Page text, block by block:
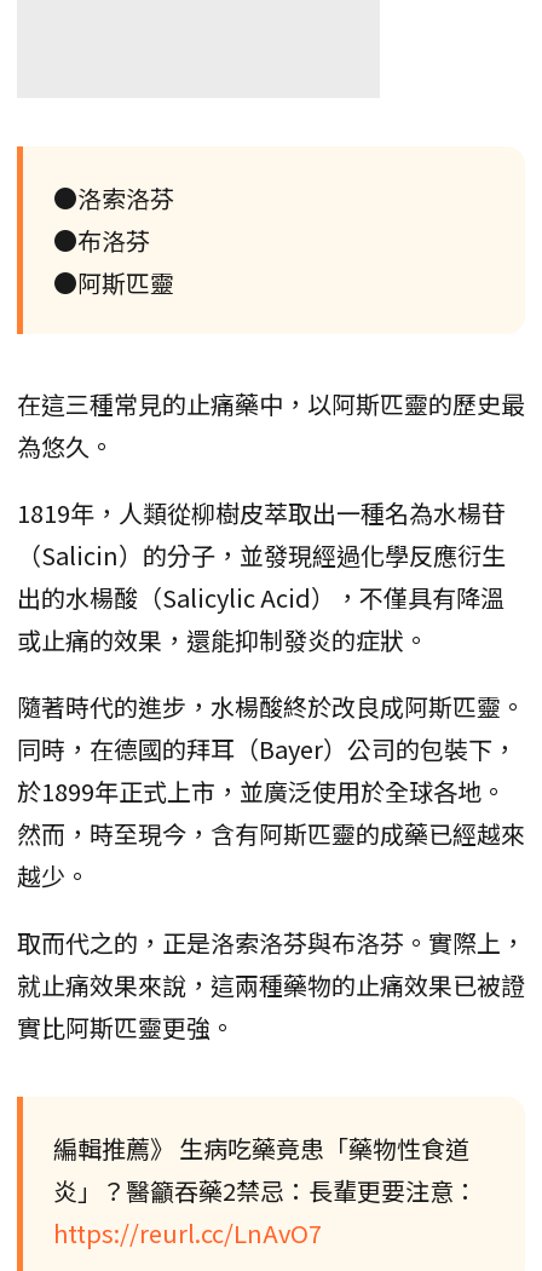
●洛索洛芬
●布洛芬
●阿斯匹靈
在這三種常見的止痛藥中，以阿斯匹靈的歷史最
為悠久。
1819年，人類從柳樹皮萃取出一種名為水楊苷
（Salicin）的分子，並發現經過化學反應衍生
出的水楊酸（Salicylic Acid），不僅具有降溫
或止痛的效果，還能抑制發炎的症狀。
隨著時代的進步，水楊酸終於改良成阿斯匹靈。
同時，在德國的拜耳（Bayer）公司的包裝下，
於1899年正式上市，並廣泛使用於全球各地。
然而，時至現今，含有阿斯匹靈的成藥已經越來
越少。
取而代之的，正是洛索洛芬與布洛芬。實際上，
就止痛效果來說，這兩種藥物的止痛效果已被證
實比阿斯匹靈更強。
編輯推薦》 生病吃藥竟患「藥物性食道
炎」？醫籲吞藥2禁忌：長輩更要注意：
https://reurl.cc/LnAvO7